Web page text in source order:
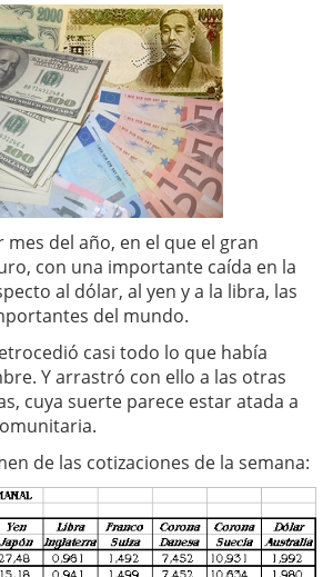
del año, en el que el gran
con una importante caída en la
al dólar, al yen y a la libra, las
del mundo.
casi todo lo que había
Y arrastró con ello a las otras
cuya suerte parece estar atada a
de las cotizaciones de la semana: